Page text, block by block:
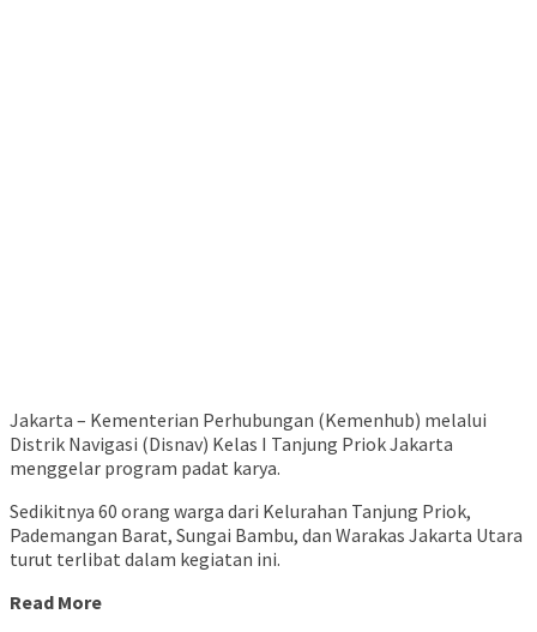
Jakarta – Kementerian Perhubungan (Kemenhub) melalui
Distrik Navigasi (Disnav) Kelas I Tanjung Priok Jakarta
menggelar program padat karya.
Sedikitnya 60 orang warga dari Kelurahan Tanjung Priok,
Pademangan Barat, Sungai Bambu, dan Warakas Jakarta Utara
turut terlibat dalam kegiatan ini.
Read More